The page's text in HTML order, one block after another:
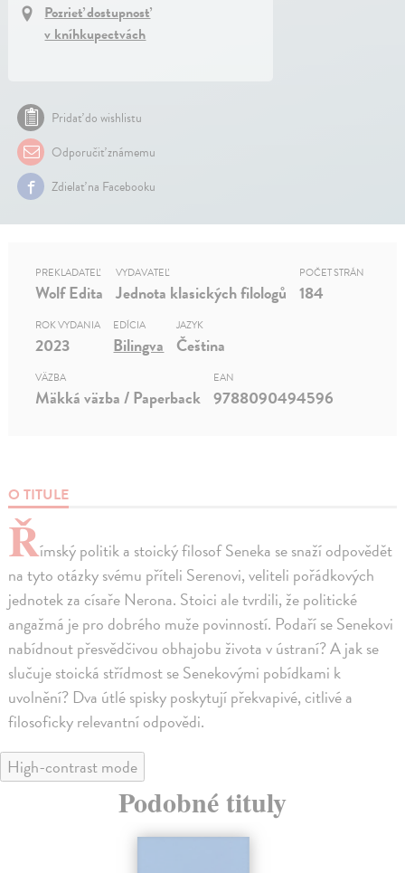
Pozrieť dostupnosť
v kníhkupectvách
Pridať do wishlistu
Odporučiť známemu
Zdielať na Facebooku
O TITULE
Římský politik a stoický filosof Seneka se snaží odpovědět
na tyto otázky svému příteli Serenovi, veliteli pořádkových
jednotek za císaře Nerona. Stoici ale tvrdili, že politické
angažmá je pro dobrého muže povinností. Podaří se Senekovi
nabídnout přesvědčivou obhajobu života v ústraní? A jak se
slučuje stoická střídmost se Senekovými pobídkami k
uvolnění? Dva útlé spisky poskytují překvapivé, citlivé a
filosoficky relevantní odpovědi.
PREKLADATEĽ
Wolf Edita
VYDAVATEĽ
Jednota klasických filologů
POČET STRÁN
184
ROK VYDANIA
2023
EDÍCIA
Bilingva
JAZYK
Čeština
VÄZBA
Mäkká väzba / Paperback
EAN
9788090494596
High-contrast mode
Podobné tituly